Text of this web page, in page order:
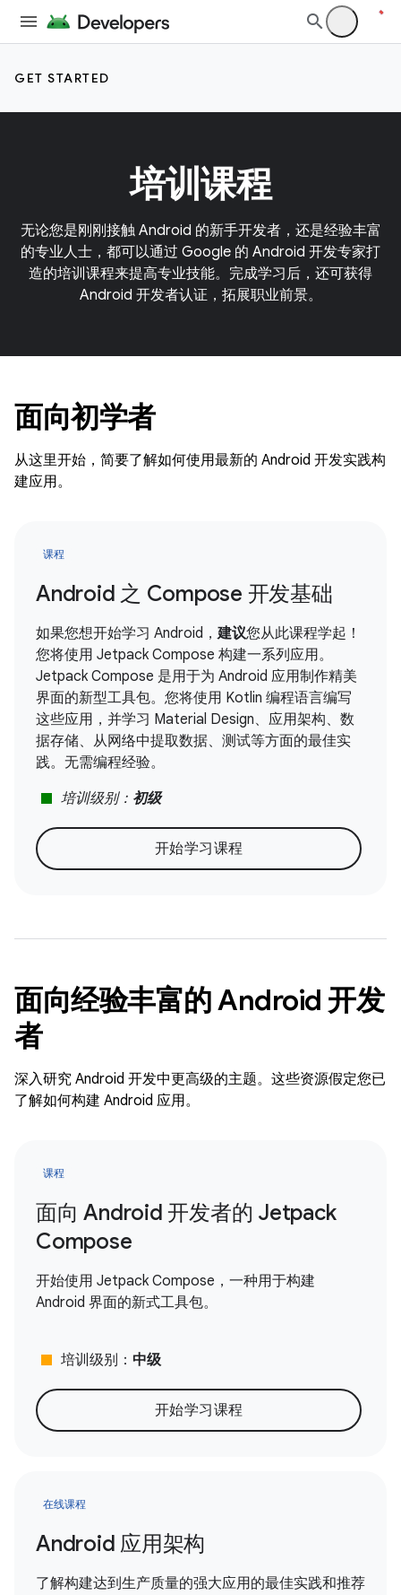
GET STARTED
培训课程
无论您是刚刚接触 Android 的新手开发者，还是经验丰富
的专业人士，都可以通过 Google 的 Android 开发专家打
造的培训课程来提高专业技能。完成学习后，还可获得
Android 开发者认证，拓展职业前景。
面向初学者
从这里开始，简要了解如何使用最新的 Android 开发实践构
建应用。
课程
Android 之 Compose 开发基础
如果您想开始学习 Android，建议您从此课程学起！
您将使用 Jetpack Compose 构建一系列应用。
Jetpack Compose 是用于为 Android 应用制作精美
界面的新型工具包。您将使用 Kotlin 编程语言编写
这些应用，并学习 Material Design、应用架构、数
据存储、从网络中提取数据、测试等方面的最佳实
践。无需编程经验。
stop 培训级别： 初级
开始学习课程
面向经验丰富的 Android 开发
者
深入研究 Android 开发中更高级的主题。这些资源假定您已
了解如何构建 Android 应用。
课程
面向 Android 开发者的 Jetpack
Compose
开始使用 Jetpack Compose，一种用于构建
Android 界面的新式工具包。
stop 培训级别： 中级
开始学习课程
在线课程
Android 应用架构
了解构建达到生产质量的强大应用的最佳实践和推荐